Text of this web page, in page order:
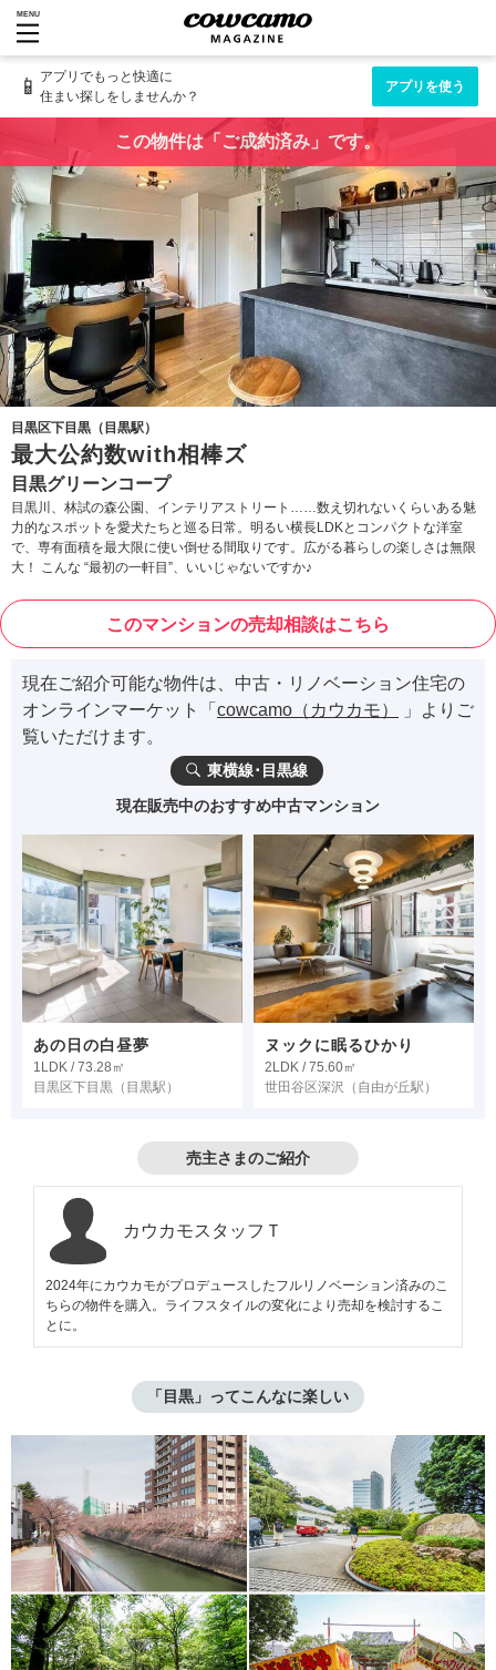
MENU
📱 アプリでもっと快適に
住まい探しをしませんか？
アプリを使う
この物件は「ご成約済み」です。
目黒区下目黒（目黒駅）
最大公約数with相棒ズ
目黒グリーンコープ
目黒川、林試の森公園、インテリアストリート……数え切れないくらいある魅
力的なスポットを愛犬たちと巡る日常。明るい横長LDKとコンパクトな洋室
で、専有面積を最大限に使い倒せる間取りです。広がる暮らしの楽しさは無限
大！ こんな “最初の一軒目”、いいじゃないですか♪
このマンションの売却相談はこちら
現在ご紹介可能な物件は、中古・リノベーション住宅の
オンラインマーケット「 cowcamo（カウカモ）
」よりご
覧いただけます。
東横線･目黒線
現在販売中のおすすめ中古マンション
あの日の白昼夢
1LDK / 73.28㎡
目黒区下目黒 （目黒駅）
ヌックに眠るひかり
2LDK / 75.60㎡
世田谷区深沢 （自由が丘駅）
売主さまのご紹介
カウカモスタッフＴ
2024年にカウカモがプロデュースしたフルリノベーション済みのこ
ちらの物件を購入。ライフスタイルの変化により売却を検討するこ
とに。
「目黒」ってこんなに楽しい